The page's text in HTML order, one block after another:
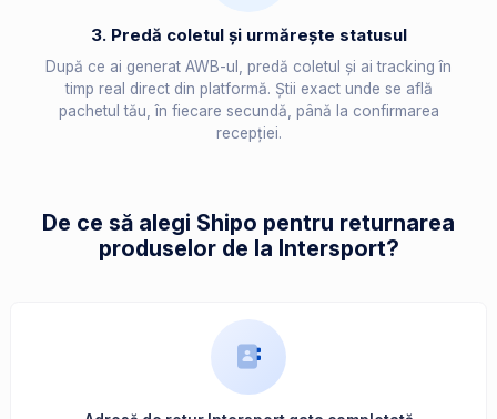
3. Predă coletul și urmărește statusul
După ce ai generat AWB-ul, predă coletul și ai tracking în
timp real direct din platformă. Știi exact unde se află
pachetul tău, în fiecare secundă, până la confirmarea
recepției.
De ce să alegi Shipo pentru returnarea
produselor de la Intersport?